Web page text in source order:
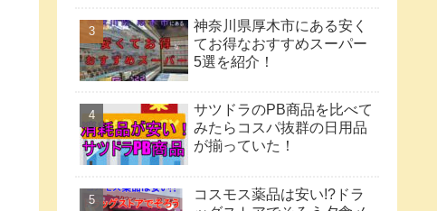
神奈川県厚木市にある安く
てお得なおすすめスーパー
5選を紹介！
サツドラのPB商品を比べて
みたらコスパ抜群の日用品
が揃っていた！
コスモス薬品は安い!?ドラ